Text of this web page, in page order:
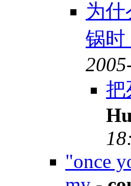
为
锅时
把
"once